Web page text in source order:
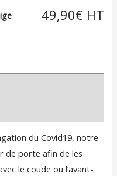
49,90€
du Covid19, notre
de porte afin de les
le coude ou l’avant-